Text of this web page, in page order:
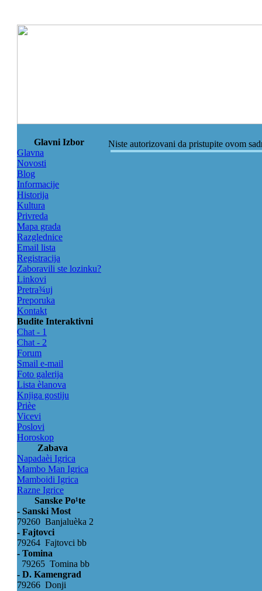
Glavni Izbor
Glavna
Novosti
Blog
Informacije
Historija
Kultura
Privreda
Mapa grada
Razglednice
Email lista
Registracija
Zaboravili ste lozinku?
Linkovi
Pretra¾uj
Preporuka
Kontakt
Budite Interaktivni
Chat - 1
Chat - 2
Forum
Smail e-mail
Foto galerija
Lista èlanova
Knjiga gostiju
Prièe
Vicevi
Poslovi
Horoskop
Zabava
Napadaèi Igrica
Mambo Man Igrica
Mamboidi Igrica
Razne Igrice
Sanske Po¹te
- Sanski Most
79260 Banjaluèka 2
- Fajtovci
79264 Fajtovci bb
- Tomina
79265 Tomina bb
- D. Kamengrad
79266 Donji
Niste autorizovani da pristupite ovom